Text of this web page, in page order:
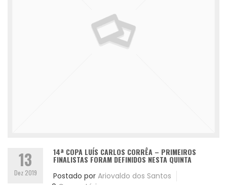
13
Dez 2019
14ª COPA LUÍS CARLOS CORRÊA – PRIMEIROS
FINALISTAS FORAM DEFINIDOS NESTA QUINTA
Postado por Ariovaldo dos Santos